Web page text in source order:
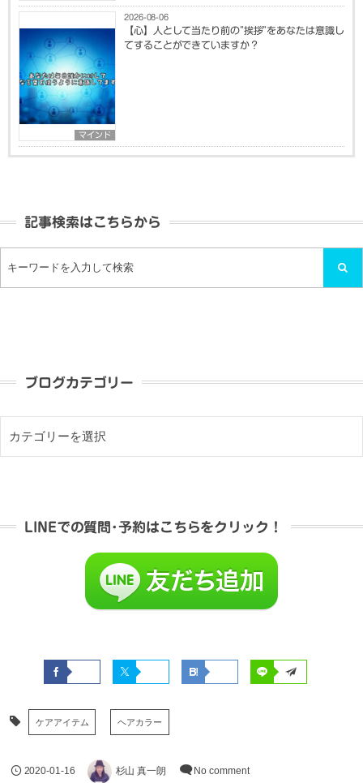
マインド
2026-08-06
【心】人として当たり前の”挨拶”をあなたは意識し
てすることができていますか？
記事検索はこちらから
ブログカテゴリー
LINEでの質問･予約はこちらをクリック！
ケアアイテム ヘアカラー
2020-01-16 杉山 真一朗 No comment